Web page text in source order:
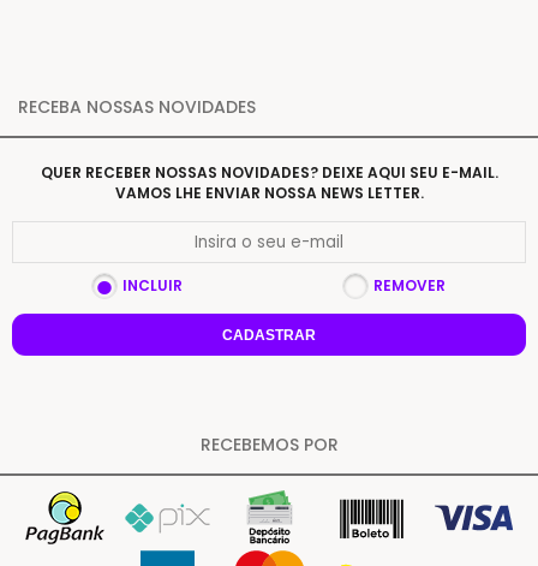
RECEBA NOSSAS NOVIDADES
QUER RECEBER NOSSAS NOVIDADES? DEIXE AQUI SEU E-MAIL.
VAMOS LHE ENVIAR NOSSA NEWS LETTER.
INCLUIR REMOVER
CADASTRAR
RECEBEMOS POR